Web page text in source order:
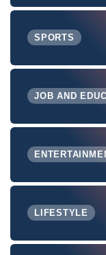
SPORTS
JOB AND
LIFESTYLE